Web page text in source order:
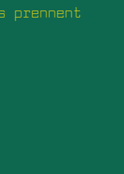
prennent